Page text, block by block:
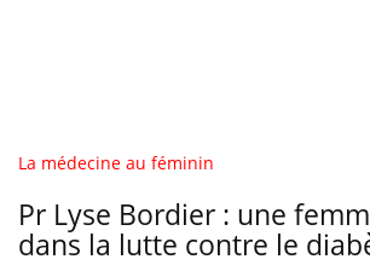
La médecine au féminin
Pr Lyse Bordier : une
dans la lutte contre le